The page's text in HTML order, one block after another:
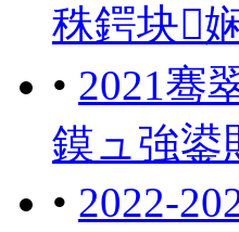
秼鍔块
• 2021骞
鏌ュ強鍙
• 2022-